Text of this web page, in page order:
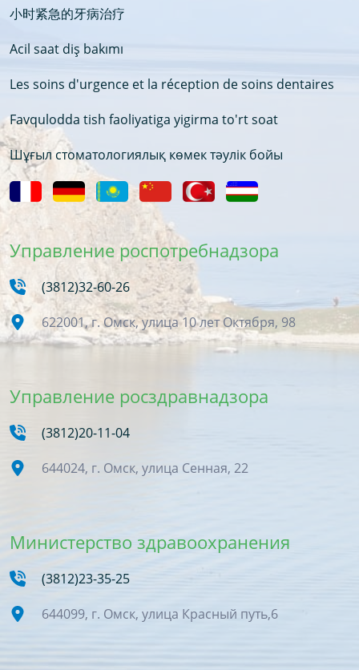
小时紧急的牙病治疗
Acil saat diş bakımı
Les soins d'urgence et la réception de soins dentaires
Favqulodda tish faoliyatiga yigirma to'rt soat
Шұғыл стоматологиялық көмек тәулік бойы
Управление роспотребнадзора
(3812)32-60-26
622001, г. Омск, улица 10 лет Октября, 98
Управление росздравнадзора
(3812)20-11-04
644024, г. Омск, улица Сенная, 22
Министерство здравоохранения
(3812)23-35-25
644099, г. Омск, улица Красный путь,6